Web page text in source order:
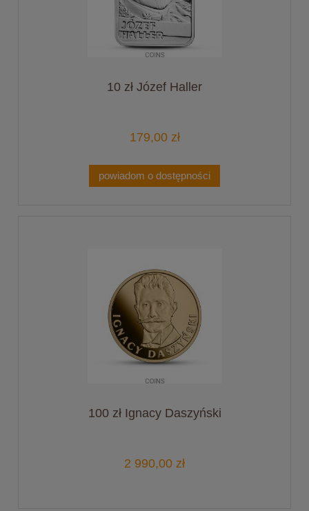
10 zł Józef Haller
179,00 zł
powiadom o dostępności
100 zł Ignacy Daszyński
2 990,00 zł